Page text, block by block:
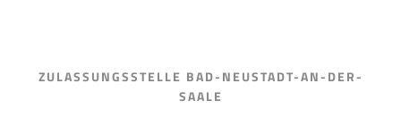
ZULASSUNGSSTELLE BAD-NEUSTADT-AN-DER-
SAALE